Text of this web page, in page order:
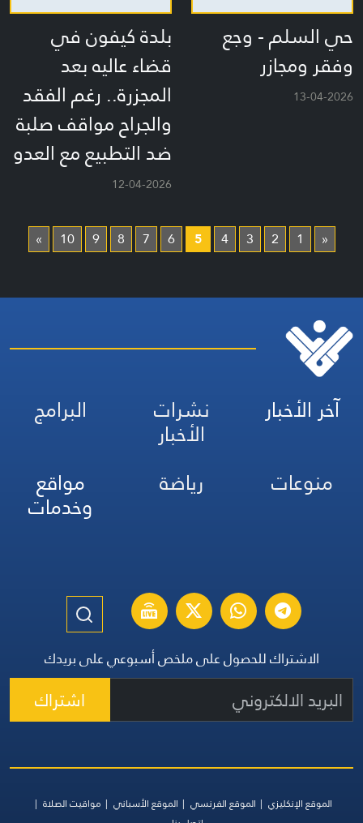
حي السلم - وجع
وفقر ومجازر
13-04-2026
بلدة كيفون في
قضاء عاليه بعد
المجزرة.. رغم الفقد
والجراح مواقف صلبة
ضد التطبيع مع العدو
12-04-2026
«
1
2
3
4
5
6
7
8
9
10
»
آخر الأخبار نشرات
الأخبار
البرامج
منوعات
رياضة مواقع
وخدمات
الاشتراك للحصول على ملخص أسبوعي على بريدك
اشتراك
الموقع الإنكليزي الموقع الفرنسي الموقع الأسباني
مواقيت الصلاة